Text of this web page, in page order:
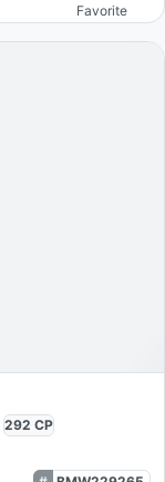
Favorite
292 CP